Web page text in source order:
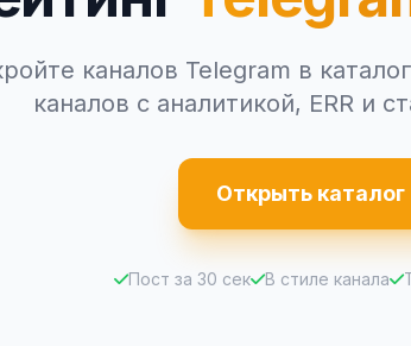
каналов Telegram в
каналов с аналитикой, ERR и
Открыть
Пост за 30 сек В стиле канала